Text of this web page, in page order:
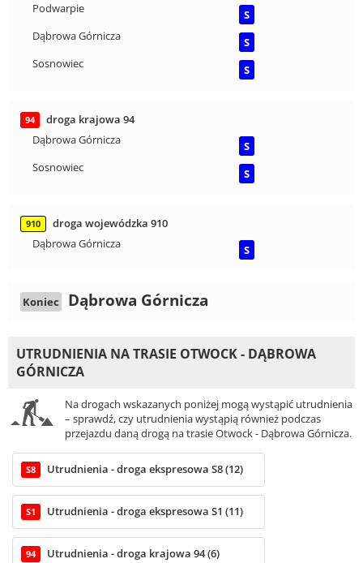
Podwarpie
S
Dąbrowa Górnicza
S
Sosnowiec
S
94
droga krajowa 94
Dąbrowa Górnicza
S
Sosnowiec
S
910
droga wojewódzka 910
Dąbrowa Górnicza
S
Koniec Dąbrowa Górnicza
UTRUDNIENIA NA TRASIE OTWOCK - DĄBROWA
GÓRNICZA
Na drogach wskazanych poniżej mogą wystąpić utrudnienia
– sprawdź, czy utrudnienia wystąpią również podczas
przejazdu daną drogą na trasie Otwock - Dąbrowa Górnicza.
S8 Utrudnienia - droga ekspresowa S8 (12)
S1 Utrudnienia - droga ekspresowa S1 (11)
94 Utrudnienia - droga krajowa 94 (6)